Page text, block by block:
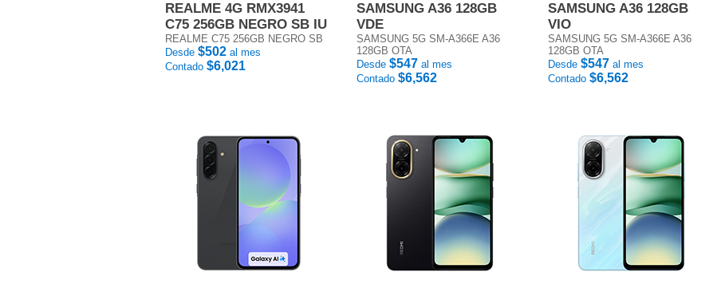
REALME 4G RMX3941
C75 256GB NEGRO SB IU
REALME C75 256GB NEGRO SB
Desde $502 al mes
Contado $6,021
SAMSUNG A36 128GB
VDE
SAMSUNG 5G SM-A366E A36
128GB OTA
Desde $547 al mes
Contado $6,562
SAMSUNG A36 128GB
VIO
SAMSUNG 5G SM-A366E A36
128GB OTA
Desde $547 al mes
Contado $6,562